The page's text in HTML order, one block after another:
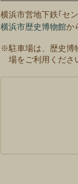
横浜市営地下鉄｢セ
横浜市歴史博物館か
※駐車場は、歴史博
場をご利用くださ